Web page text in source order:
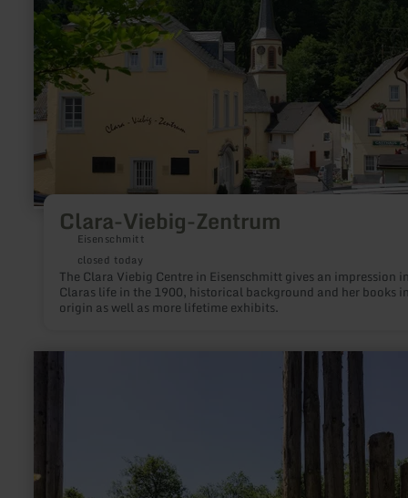
Clara-Viebig-Zentrum
Eisenschmitt
closed today
The Clara Viebig Centre in Eisenschmitt gives an impression
Claras life in the 1900, historical background and her books
origin as well as more lifetime exhibits.